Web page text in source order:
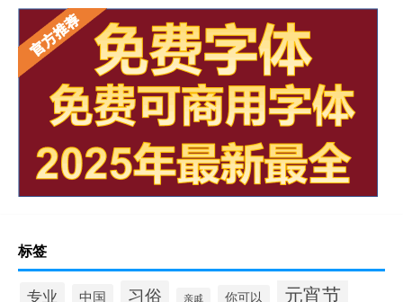
标签
专业 中国 习俗 亲戚 你可以 元宵节